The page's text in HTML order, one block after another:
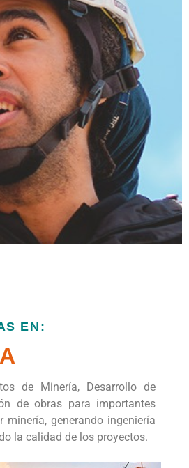
EN:
de la cadena de valor, desde
pasando por facilidades
ingeniería para la
de planta,
de proyectos, hasta la etapa